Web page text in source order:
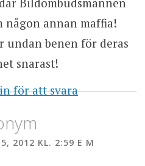
någon annan maffia!
undan benen för deras
snarast!
för att svara
2012 KL. 2:59 E M